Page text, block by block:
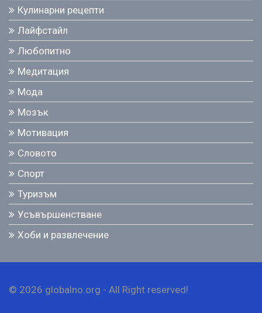
Кулинарни рецепти
Лайфстайл
Любопитно
Медитация
Мода
Мозък
Мотивация
Словото
Спорт
Туризъм
Усъвършенстване
Хоби и развлечение
© 2026 globalno.org - All Right reserved!